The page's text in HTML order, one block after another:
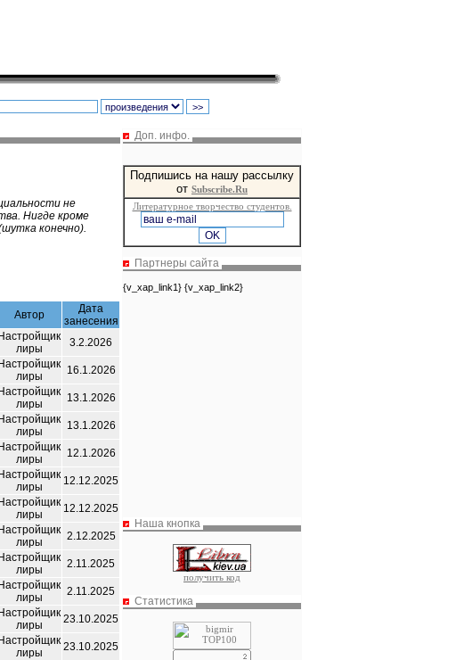
не
Нигде кроме
конечно).
Автор
Дата
занесения
Настройщик
лиры
3.2.2026
Настройщик
лиры
16.1.2026
Настройщик
лиры
13.1.2026
Настройщик
лиры
13.1.2026
Настройщик
лиры
12.1.2026
Настройщик
лиры
12.12.2025
Настройщик
лиры
12.12.2025
Настройщик
лиры
2.12.2025
Настройщик
лиры
2.11.2025
Настройщик
лиры
2.11.2025
Настройщик
лиры
23.10.2025
Настройщик
лиры
23.10.2025
Доп. инфо.
Подпишись на нашу рассылку
от Subscribe.Ru
Литературное творчество студентов.
Партнеры сайта
{v_xap_link1} {v_xap_link2}
Наша кнопка
получить код
Статистика